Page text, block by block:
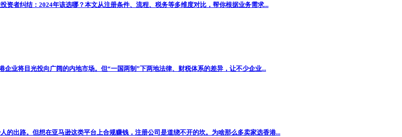
者纠结：2024年该选哪？本文从注册条件、流程、税务等多维度对比，帮你根据业务需求...
业将目光投向广阔的内地市场。但“一国两制”下两地法律、财税体系的差异，让不少企业...
出路。但想在亚马逊这类平台上合规赚钱，注册公司是道绕不开的坎。为啥那么多卖家选香港...